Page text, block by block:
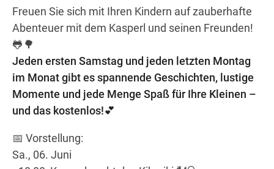
Freuen Sie sich mit Ihren Kindern auf zauberhafte
Abenteuer mit dem Kasperl und seinen Freunden!
🐸🌳
Jeden ersten Samstag und jeden letzten Montag
im Monat gibt es spannende Geschichten, lustige
Momente und jede Menge Spaß für Ihre Kleinen –
und das kostenlos!💕
📅 Vorstellung:
Sa., 06. Juni